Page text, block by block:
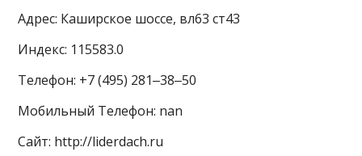
Адрес: Каширское шоссе, вл63 ст43
Индекс: 115583.0
Телефон: +7 (495) 281‒38‒50
Мобильный Телефон: nan
Сайт: http://liderdach.ru